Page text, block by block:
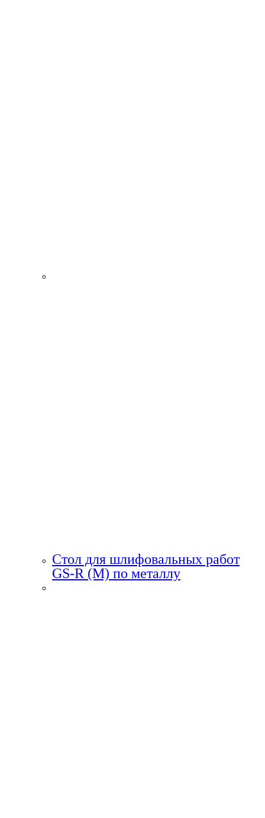
Стол для шлифовальных работ
GS-R (M) по металлу